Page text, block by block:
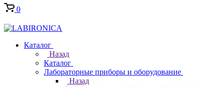
0
Каталог
Назад
Каталог
Лабораторные приборы и оборудование
Назад